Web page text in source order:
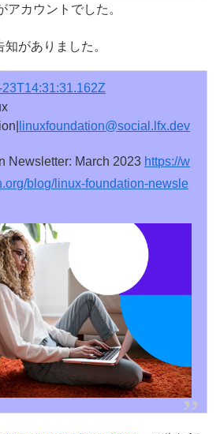
アカウントでした。
がありました。
linuxfoundation@social.lfx.dev
Newsletter: March 2023 https://w
blog/linux-foundation-newsle